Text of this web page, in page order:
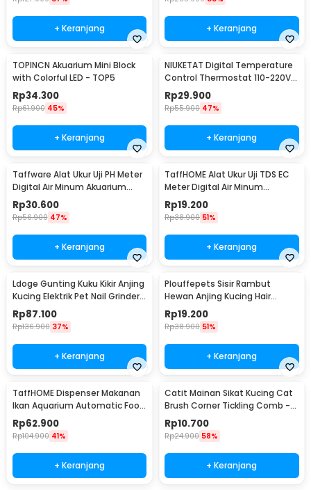
+ Keranjang + Keranjang
TOPINCN Akuarium Mini Block
with Colorful LED - TOP5
Rp34.300
Rp61.900 45%
+ Keranjang
NIUKETAT Digital Temperature
Control Thermostat 110-220V
Sensor - W3230
Rp29.900
Rp55.900 47%
+ Keranjang
Taffware Alat Ukur Uji PH Meter
Digital Air Minum Akuarium
Tester - PH02
Rp30.600
Rp56.900 47%
+ Keranjang
TaffHOME Alat Ukur Uji TDS EC
Meter Digital Air Minum
Akuarium - E-1
Rp19.200
Rp38.900 51%
+ Keranjang
Ldoge Gunting Kuku Kikir Anjing
Kucing Elektrik Pet Nail Grinder -
LX01
Rp87.100
Rp136.900 37%
+ Keranjang
Plouffepets Sisir Rambut
Hewan Anjing Kucing Hair
Removal Comb - AES0124
Rp19.200
Rp38.900 51%
+ Keranjang
TaffHOME Dispenser Makanan
Ikan Aquarium Automatic Food
Timer - GA-300D
Rp62.900
Rp104.900 41%
+ Keranjang
Catit Mainan Sikat Kucing Cat
Brush Corner Tickling Comb -
MO59
Rp10.700
Rp24.900 58%
+ Keranjang